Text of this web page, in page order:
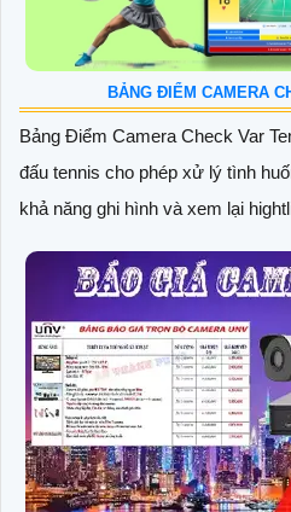
BẢNG ĐIỂM CAMERA
Bảng Điểm Camera Check Var
đấu tennis cho phép xử lý tình
khả năng ghi hình và xem lại